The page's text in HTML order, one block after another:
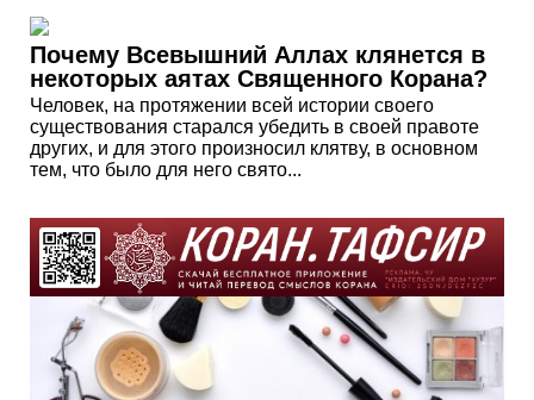
Почему Всевышний Аллах клянется в
некоторых аятах Священного Корана?
Человек, на протяжении всей истории своего
существования старался убедить в своей правоте
других, и для этого произносил клятву, в основном
тем, что было для него свято...